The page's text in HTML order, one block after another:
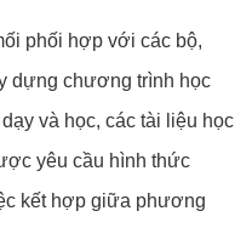
phối hợp với các bộ,
dựng chương trình học
và học, các tài liệu học
yêu cầu hình thức
kết hợp giữa phương